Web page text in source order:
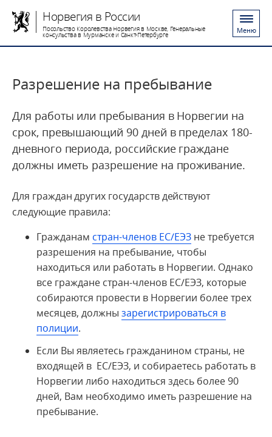
Норвегия в России
Посольство Королевства Норвегия в Москве, Генеральные
консульства в Мурманске и Санкт-Петербурге Меню
Разрешение на пребывание
Для работы или пребывания в Норвегии на
срок, превышающий 90 дней в пределах 180-
дневного периода, российские граждане
должны иметь разрешение на проживание.
Для граждан других государств действуют
следующие правила:
Гражданам стран-членов ЕС/ЕЭЗ не требуется
разрешения на пребывание, чтобы
находиться или работать в Норвегии. Однако
все граждане стран-членов ЕС/ЕЭЗ, которые
собираются провести в Норвегии более трех
месяцев, должны зарегистрироваться в
полиции.
Если Вы являетесь гражданином страны, не
входящей в ЕС/ЕЭЗ, и собираетесь работать в
Норвегии либо находиться здесь более 90
дней, Вам необходимо иметь разрешение на
пребывание.